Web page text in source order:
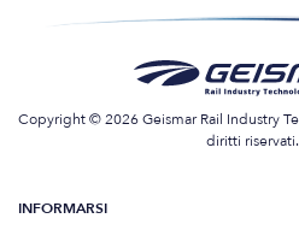
Copyright © 2026 Geismar Rail Industry
diritti riservati.
INFORMARSI